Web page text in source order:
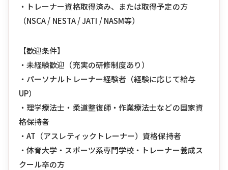
・トレーナー資格取得済み、または取得予定の方
（NSCA / NESTA / JATI / NASM等）
【歓迎条件】
・未経験歓迎（充実の研修制度あり）
・パーソナルトレーナー経験者（経験に応じて給与
UP）
・理学療法士・柔道整復師・作業療法士などの国家資
格保持者
・AT（アスレティックトレーナー）資格保持者
・体育大学・スポーツ系専門学校・トレーナー養成ス
クール卒の方